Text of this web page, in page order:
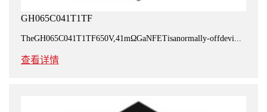
GH065C041T1TF
TheGH065C041T1TF650V,41mΩGaNFETisanormally-offdevi...
查看详情